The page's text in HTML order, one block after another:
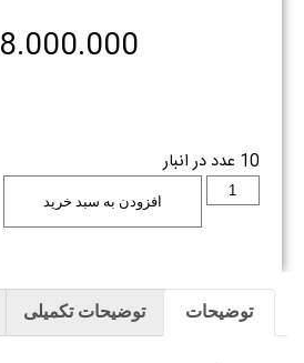
8.000.000
10 عدد در انبار
افزودن به سبد خرید
توضیحات توضیحات تکمیلی